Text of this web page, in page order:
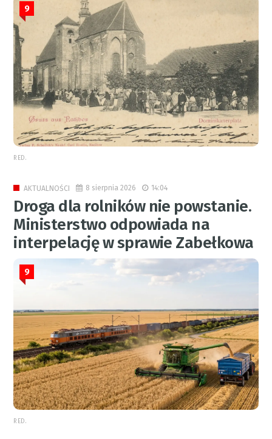
9
RED.
AKTUALNOŚCI 8 sierpnia 2026 14:04
Droga dla rolników nie powstanie.
Ministerstwo odpowiada na
interpelację w sprawie Zabełkowa
9
RED.